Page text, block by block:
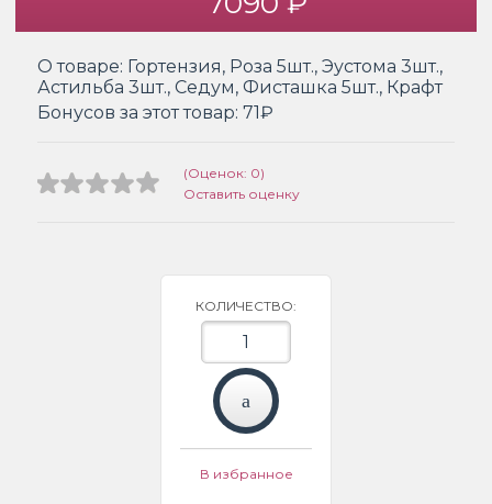
О товаре: Гортензия, Роза 5шт., Эустома 3шт.,
Астильба 3шт., Седум, Фисташка 5шт., Крафт
Бонусов за этот товар: 71₽
(Оценок: 0)
Оставить оценку
КОЛИЧЕСТВО:
В избранное